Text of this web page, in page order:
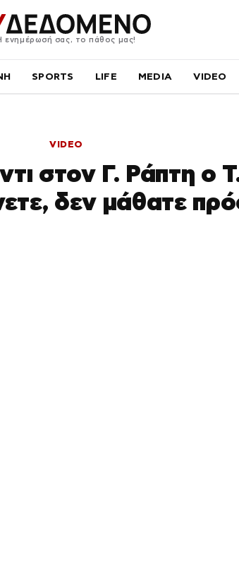
ενημέρωσή σας, το πάθος μας!
SPORTS LIFE MEDIA VIDEO
VIDEO
στον Γ. Ράπτη ο
δεν μάθατε